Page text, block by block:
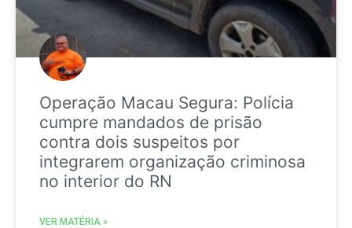
Operação Macau Segura: Polícia
cumpre mandados de prisão
contra dois suspeitos por
integrarem organização criminosa
no interior do RN
VER MATÉRIA »